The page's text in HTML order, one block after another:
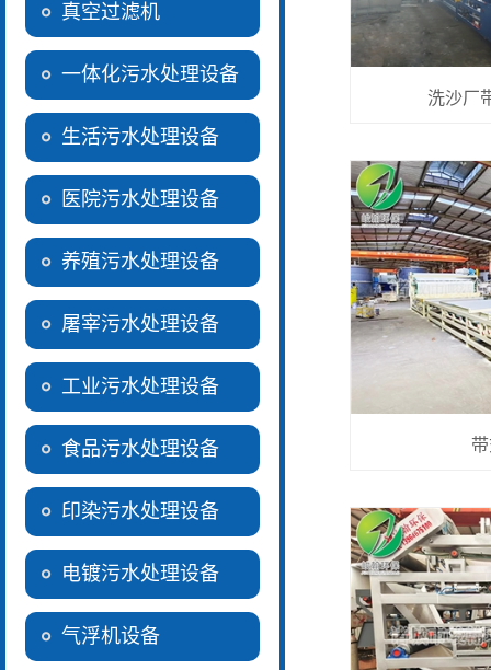
真空过滤机
一体化污水处理设备
生活污水处理设备
医院污水处理设备
养殖污水处理设备
屠宰污水处理设备
工业污水处理设备
食品污水处理设备
印染污水处理设备
电镀污水处理设备
气浮机设备
洗沙厂